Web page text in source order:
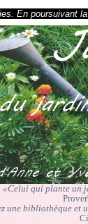
En poursuivant
«Celui qui plante un
une bibliothèque et